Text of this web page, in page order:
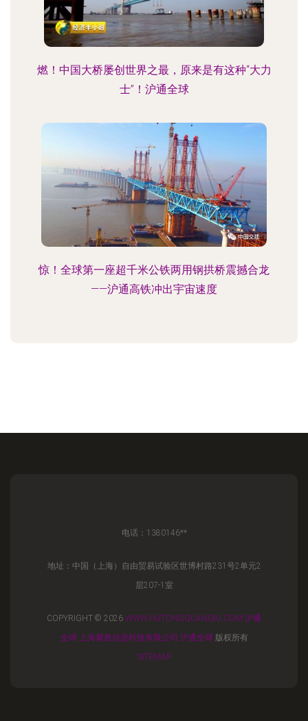
燃！中国大桥屡创世界之最，原来是有这种“大力
士”！沪通全球
惊！全球第一座超千米公铁两用钢拱桥震撼合龙
——沪通高铁冲出宇宙速度
电话：1380146**
地址：中国（上海）自由贸易试验区世博村路231号2单元2
层207-1室
COPYRIGHT © 2026 WWW.HUTONGQUANQIU.COM 沪通
全球
上海紫旌信息科技有限公司 沪通全球版权所有
SITEMAP